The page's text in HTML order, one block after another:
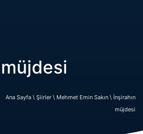
Ana Sayfa \ Şiirler \ Mehmet Emin Sakın \ İnşirahın
müjdesi